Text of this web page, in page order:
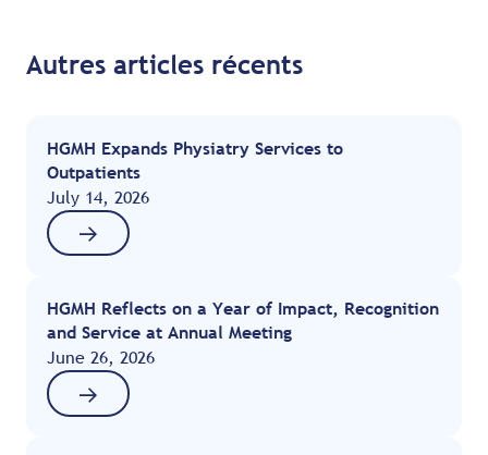
Autres articles récents
HGMH Expands Physiatry Services to
Outpatients
July 14, 2026
HGMH Reflects on a Year of Impact, Recognition
and Service at Annual Meeting
June 26, 2026